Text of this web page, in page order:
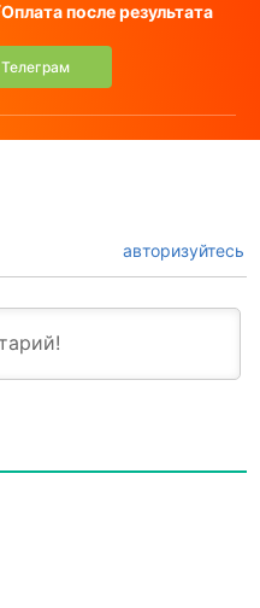
после результата
Телеграм
авторизуйтесь